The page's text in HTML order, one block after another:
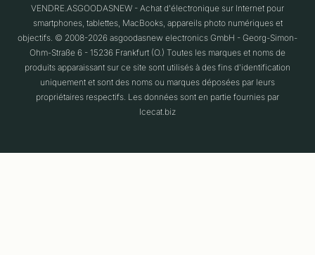
VENDRE.ASGOODASNEW - Achat d'électronique sur Internet pour
smartphones, tablettes, MacBooks, appareils photo numériques et
objectifs. © 2008-2026 asgoodasnew electronics GmbH - Georg-Simon-
Ohm-Straße 6 - 15236 Frankfurt (O.) Toutes les marques et noms de
produits apparaissant sur ce site sont utilisés à des fins d'identification
uniquement et sont des noms ou marques déposées par leurs
propriétaires respectifs. Les données sont en partie fournies par
Icecat.biz